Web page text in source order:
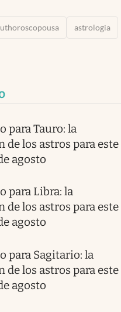
astrologia
para Tauro: la
de los astros para este
agosto
para Libra: la
de los astros para este
agosto
para Sagitario: la
de los astros para este
agosto